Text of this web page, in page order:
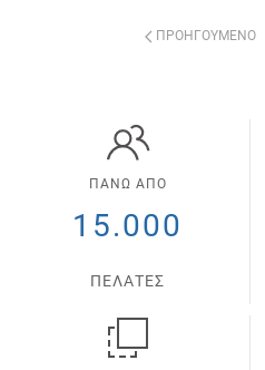
ΠΡΟΗΓΟΎΜΕΝΟ
ΠΑΝΩ ΑΠΟ
15.000
ΠΕΛΑΤΕΣ